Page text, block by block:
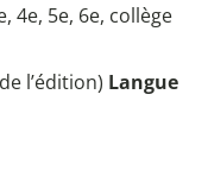
4e, 5e, 6e, collège
l’édition) Langue